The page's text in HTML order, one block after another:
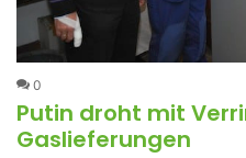
0
Putin droht mit
Gaslieferungen